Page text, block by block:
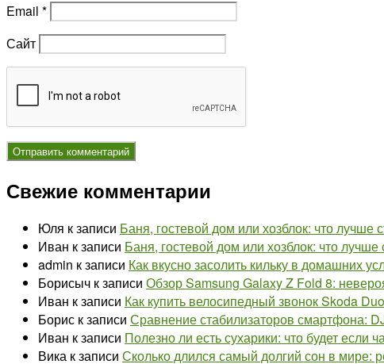
Email *
Сайт
Свежие комментарии
Юля к записи Баня, гостевой дом или хозблок: что лучше
Иван к записи Баня, гостевой дом или хозблок: что
admin к записи Как вкусно засолить кильку в домашних
Борисыч к записи Обзор Samsung Galaxy Z Fold 8:
Иван к записи Как купить велосипедный звонок Skoda
Борис к записи Сравнение стабилизаторов смартфона:
Иван к записи Полезно ли есть сухарики: что будет если
Вика к записи Сколько длился самый долгий сон в мире: